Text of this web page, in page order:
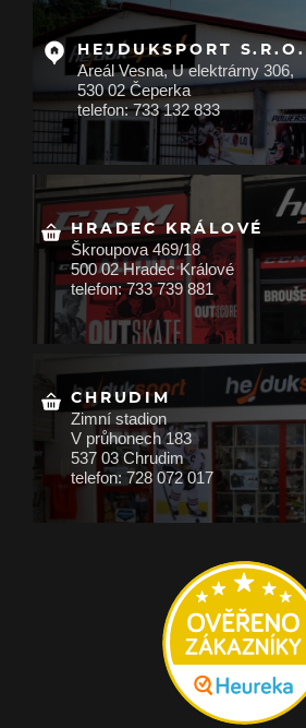
HEJDUKSPORT S.R.O.
Areál Vesna, U elektrárny 306,
530 02 Čeperka
telefon: 733 132 833
HRADEC KRÁLOVÉ
Škroupova 469/18
500 02 Hradec Králové
telefon: 733 739 881
CHRUDIM
Zimní stadion
V průhonech 183
537 03 Chrudim
telefon: 728 072 017